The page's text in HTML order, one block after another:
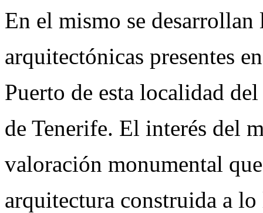
En el mismo se
arquitectónicas presentes
Puerto de esta localidad
de Tenerife. El interés del
valoración monumental
arquitectura construida a